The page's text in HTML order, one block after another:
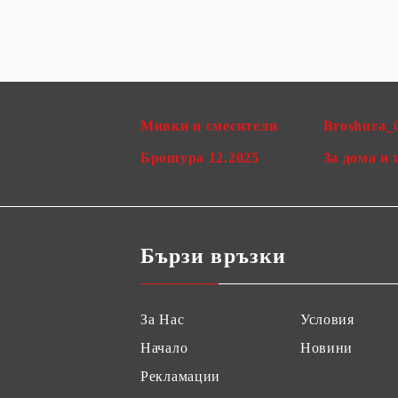
Мивки и смесители
Брошура 12.2025 За дома и
Бързи връзки
За Нас
Начало
Рекламации
Условия
Новини